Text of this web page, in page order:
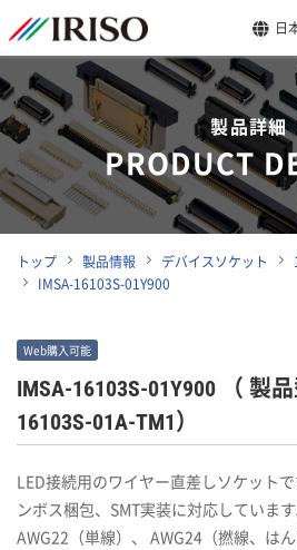
日
製品詳細
PRODUCT
トップ 製品情報 デバイスソケット
IMSA-16103S-01Y900
Web購入可能
IMSA-16103S-01Y900 （ 製
16103S-01A-TM1）
LED接続用のワイヤー直差しソケット
ンボス梱包、SMT実装に対応していま
AWG22（単線）、 AWG24（撚線、はん